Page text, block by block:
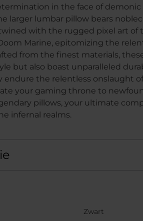
in the face of demonic
larger lumbar pillow bears
with the rugged pixel art of
Marine, epitomizing the
from the finest materials,
but also boast unparalleled
endure the relentless onslaught
your gaming throne to
pillows, your ultimate
infernal realms.
Zwart